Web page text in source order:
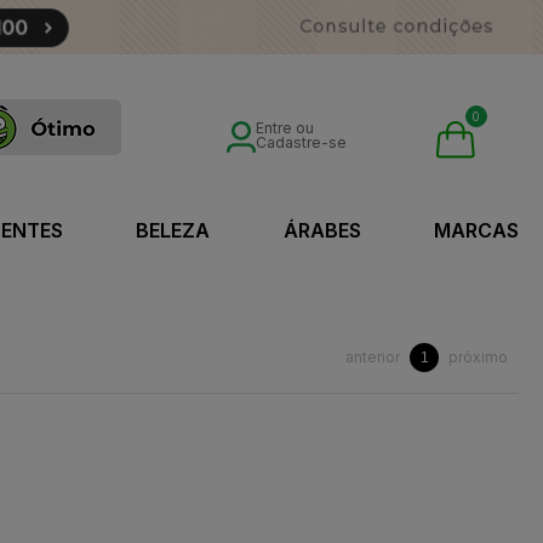
Entre ou
Cadastre-se
0
BELEZA ÁRABES MARCAS
anterior 1 próximo